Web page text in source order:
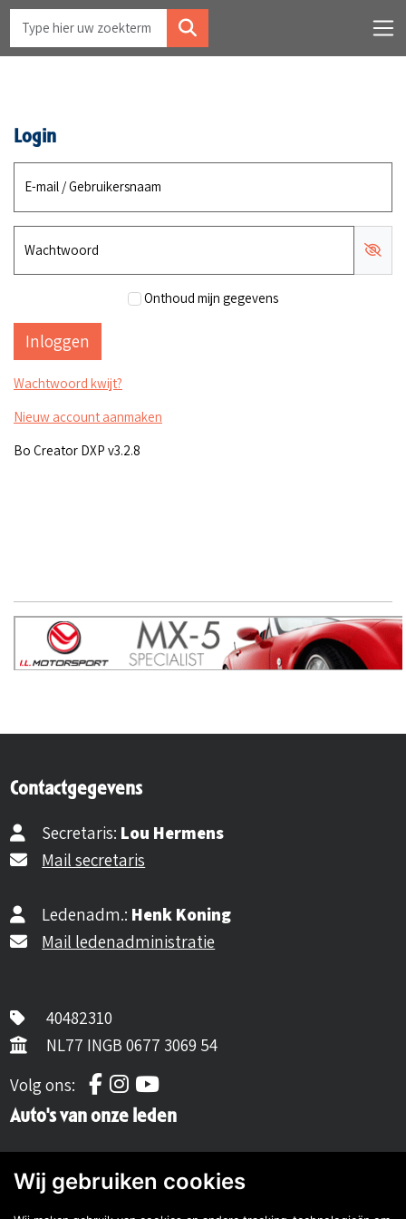
Login
E-mail / Gebruikersnaam
Wachtwoord
Onthoud mijn gegevens
Wachtwoord kwijt?
Nieuw account aanmaken
Bo Creator DXP v3.2.8
Contactgegevens
Secretaris: Lou Hermens
Mail secretaris
Ledenadm.: Henk Koning
Mail ledenadministratie
40482310
NL77 INGB 0677 3069 54
Volg ons:
Volg ons op Facebook
Volg ons op Instagram
Volg ons op YouTube
Auto's van onze leden
Wij gebruiken cookies